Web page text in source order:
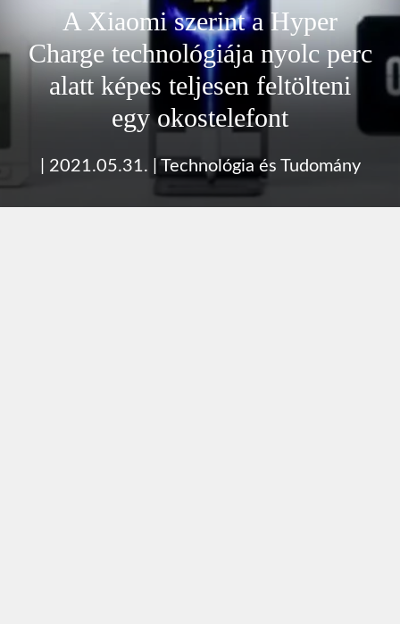
A Xiaomi szerint a Hyper
Charge technológiája nyolc perc
alatt képes teljesen feltölteni
egy okostelefont
2021.05.31. Technológia és Tudomány